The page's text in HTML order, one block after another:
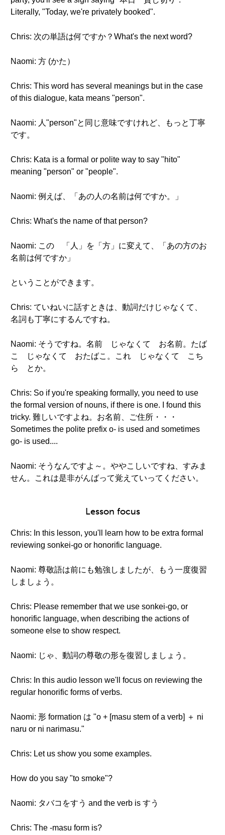
Literally, "Today, we're privately booked".
Chris: 次の単語は何ですか？What's the next word?
Naomi: 方 (かた）
Chris: This word has several meanings but in the case
of this dialogue, kata means "person".
Naomi: 人"person"と同じ意味ですけれど、もっと丁寧
です。
Chris: Kata is a formal or polite way to say "hito"
meaning "person" or "people".
Naomi: 例えば、「あの人の名前は何ですか。」
Chris: What's the name of that person?
Naomi: この 「人」を「方」に変えて、「あの方のお
名前は何ですか」
ということができます。
Chris: ていねいに話すときは、動詞だけじゃなくて、
名詞も丁寧にするんですね。
Naomi: そうですね。名前 じゃなくて お名前。たば
こ じゃなくて おたばこ。これ じゃなくて こち
ら とか。
Chris: So if you're speaking formally, you need to use
the formal version of nouns, if there is one. I found this
tricky. 難しいですよね。お名前、ご住所・・・
Sometimes the polite prefix o- is used and sometimes
go- is used....
Naomi: そうなんですよ～。ややこしいですね、すみま
せん。これは是非がんばって覚えていってください。
Lesson focus
Chris: In this lesson, you'll learn how to be extra formal
reviewing sonkei-go or honorific language.
Naomi: 尊敬語は前にも勉強しましたが、もう一度復習
しましょう。
Chris: Please remember that we use sonkei-go, or
honorific language, when describing the actions of
someone else to show respect.
Naomi: じゃ、動詞の尊敬の形を復習しましょう。
Chris: In this audio lesson we'll focus on reviewing the
regular honorific forms of verbs.
Naomi: 形 formation は "o + [masu stem of a verb] ＋ ni
naru or ni narimasu."
Chris: Let us show you some examples.
How do you say "to smoke"?
Naomi: タバコをすう and the verb is すう
Chris: The -masu form is?